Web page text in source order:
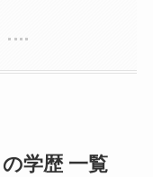
学歴 一覧